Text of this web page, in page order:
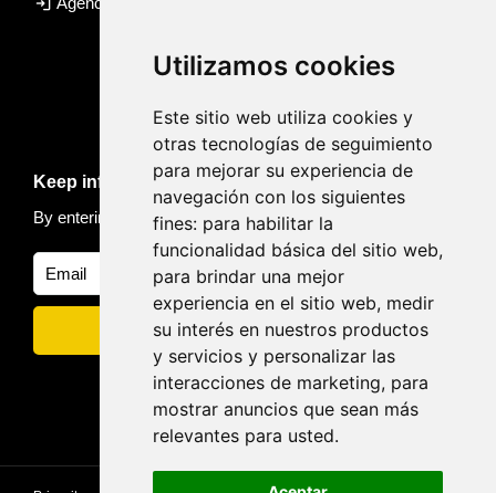
Utilizamos cookies
Este sitio web utiliza cookies y
otras tecnologías de seguimiento
para mejorar su experiencia de
navegación con los siguientes
fines: para habilitar la
funcionalidad básica del sitio web,
para brindar una mejor
experiencia en el sitio web, medir
su interés en nuestros productos
y servicios y personalizar las
interacciones de marketing, para
mostrar anuncios que sean más
relevantes para usted.
Keep informed of news and trips
By entering your email, you accept our Privacy policy